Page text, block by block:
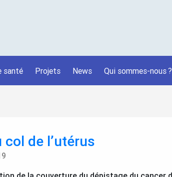
santé Projets News Qui sommes-nous?
col de l’utérus